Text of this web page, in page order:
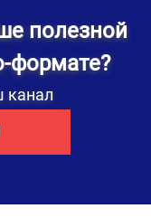
полезной
формате?
канал